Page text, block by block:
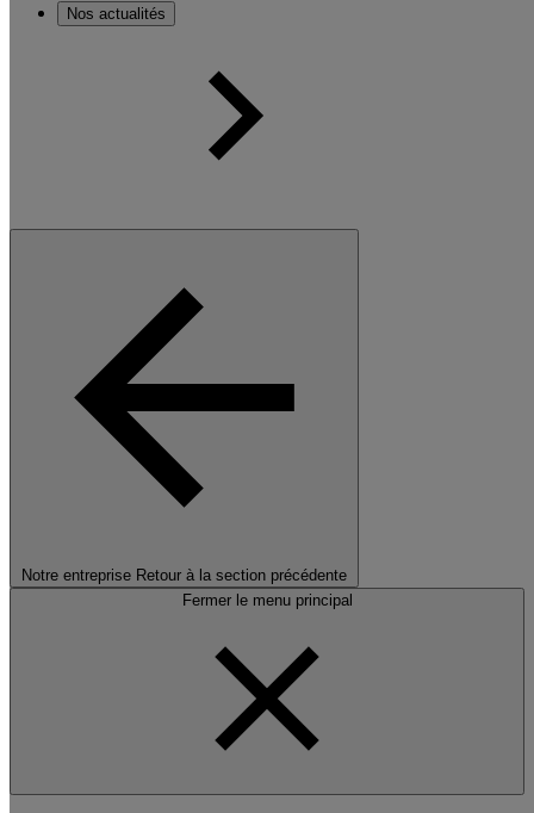
Nos actualités
Notre entreprise Retour à la section précédente
Fermer le menu principal